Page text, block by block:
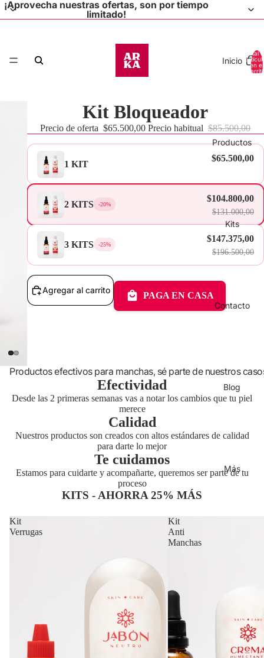
¡Aprovecha nuestras ofertas, son por tiempo
limitado!
Inicio
Productos
Kits
Contacto
Blog
Más
Total
en el
Kit Bloqueador
Precio de oferta $65.500,00 Precio habitual $85.500,00
1 KIT
$65.500,00
2 KITS -20%
$104.800,00
$131.000,00
3 KITS -25%
$147.375,00
$196.500,00
Agregar al carrito PAGA EN CASA
Productos efectivos para manchas, sé parte de nuestros
Efectividad
Desde las 2 primeras semanas vas a notar los cambios que tu piel
merece
Calidad
Nuestros productos son creados con altos estándares de calidad
para darte lo mejor
Te cuidamos
Estamos para cuidarte y acompañarte, queremos ser parte de tu
proceso
KITS - AHORRA 25% MÁS
Kit
Verrugas
Kit
Anti
Manchas